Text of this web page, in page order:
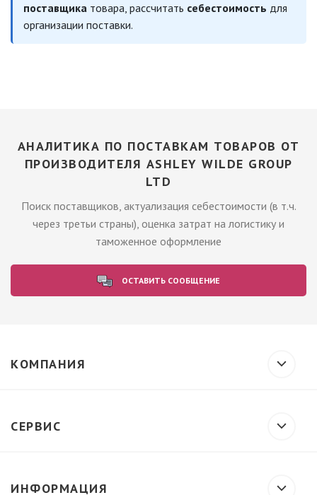
поставщика товара, рассчитать себестоимость для
организации поставки.
АНАЛИТИКА ПО ПОСТАВКАМ ТОВАРОВ ОТ
ПРОИЗВОДИТЕЛЯ ASHLEY WILDE GROUP
LTD
Поиск поставщиков, актуализация себестоимости (в т.ч.
через третьи страны), оценка затрат на логистику и
таможенное оформление
ОСТАВИТЬ СООБЩЕНИЕ
КОМПАНИЯ
СЕРВИС
ИНФОРМАЦИЯ